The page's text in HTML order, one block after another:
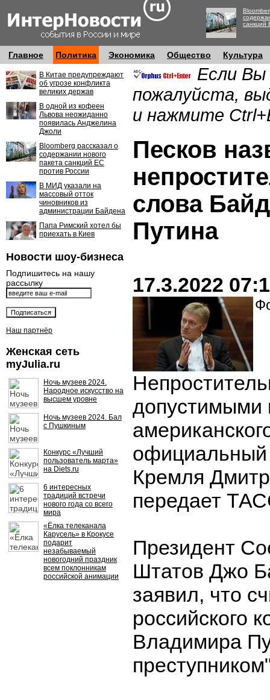
санкций
Главное Политика Экономика Общество Культура
В Китае предупреждают
об угрозе конфликта
великих держав
В одной из кофеен
Львова неожиданно
появилась Анджелина
Джоли
Bloomberg рассказал о
содержании нового
пакета санкций ЕС
против России
В МИД указали на
массовый отток
чиновников из
администрации Байдена
Папа Римский хотел бы
приехать в Киев
Новости шоу-бизнеса
Подпишитесь на нашу
рассылку
Наш партнёр
Женская сеть
myJulia.ru
Ночь музеев 2024.
Народное искусство на
высшем уровне
Ночь музеев 2024. Бал
с Пушкиным
Конкурс «Лучший
пользователь марта»
на Diets.ru
6 интересных
традиций встречи
нового года со всего
мира
«Ёлка телеканала
Карусель» в Крокусе
подарит
незабываемый
новогодний праздник
всем поклонникам
российской анимации
Если Вы
пожалуйста,
и нажмите
Песков
слова
Путина
17.3.2022
допустимыми
официальный
Кремля
передает
Президент
Штатов Джо
заявил, что
российского
Владимира